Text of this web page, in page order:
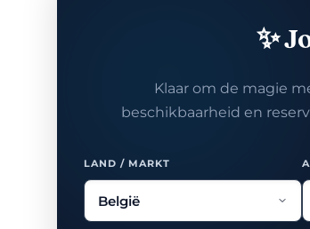
✨
Klaar om de magie
beschikbaarheid en
LAND / MARKT